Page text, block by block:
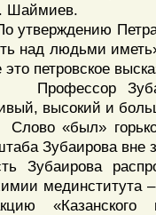
Петра
над людьми
это петровское
высокий и
«был» горькое,
Зубаирова вне
Зубаирова
мединститута